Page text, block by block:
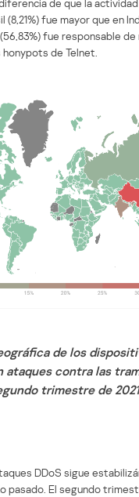
(8,21%) fue mayor que en
fue responsable
de Telnet.
de los
ataques contra las
trimestre de
DDoS sigue
pasado. El segundo